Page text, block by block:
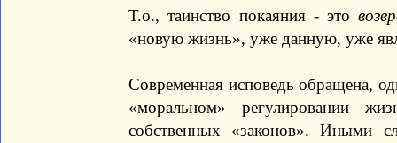
Т.о., таинство покаяния - это
«новую жизнь», уже данную, уже
Современная исповедь обращена,
«моральном» регулировании
собственных «законов». Иными